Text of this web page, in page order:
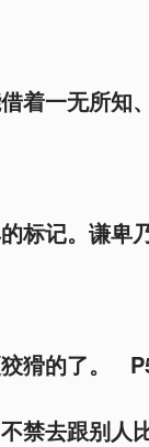
着一无所知
标记。谦卑
狡猾的了。
禁去跟别人